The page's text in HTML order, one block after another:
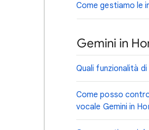
Come gestiamo le
Gemini in
Quali funzionalità
Come posso
vocale Gemini in